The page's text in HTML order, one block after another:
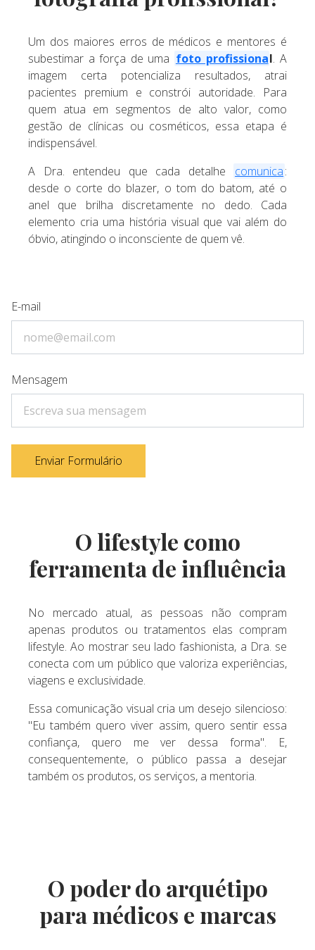
Um dos maiores erros de médicos e mentores é
subestimar a força de uma foto profissional. A
imagem certa potencializa resultados, atrai
pacientes premium e constrói autoridade. Para
quem atua em segmentos de alto valor, como
gestão de clínicas ou cosméticos, essa etapa é
indispensável.
A Dra. entendeu que cada detalhe
comunica:
desde o corte do blazer, o tom do batom, até o
anel que brilha discretamente no dedo. Cada
elemento cria uma história visual que vai além do
óbvio, atingindo o inconsciente de quem vê.
E-mail
Mensagem
Enviar Formulário
O lifestyle como
ferramenta de influência
No mercado atual, as pessoas não compram
apenas produtos ou tratamentos elas compram
lifestyle. Ao mostrar seu lado fashionista, a Dra. se
conecta com um público que valoriza experiências,
viagens e exclusividade.
Essa comunicação visual cria um desejo silencioso:
"Eu também quero viver assim, quero sentir essa
confiança, quero me ver dessa forma". E,
consequentemente, o público passa a desejar
também os produtos, os serviços, a mentoria.
O poder do arquétipo
para médicos e marcas